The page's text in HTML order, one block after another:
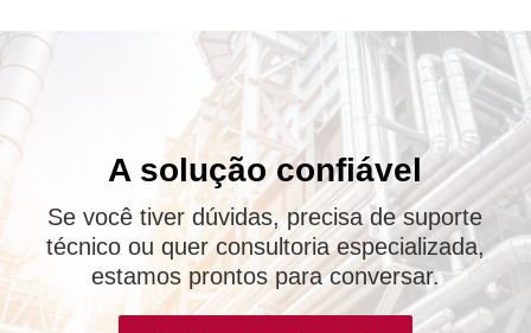
A solução confiável
Se você tiver dúvidas, precisa de suporte
técnico ou quer consultoria especializada,
estamos prontos para conversar.